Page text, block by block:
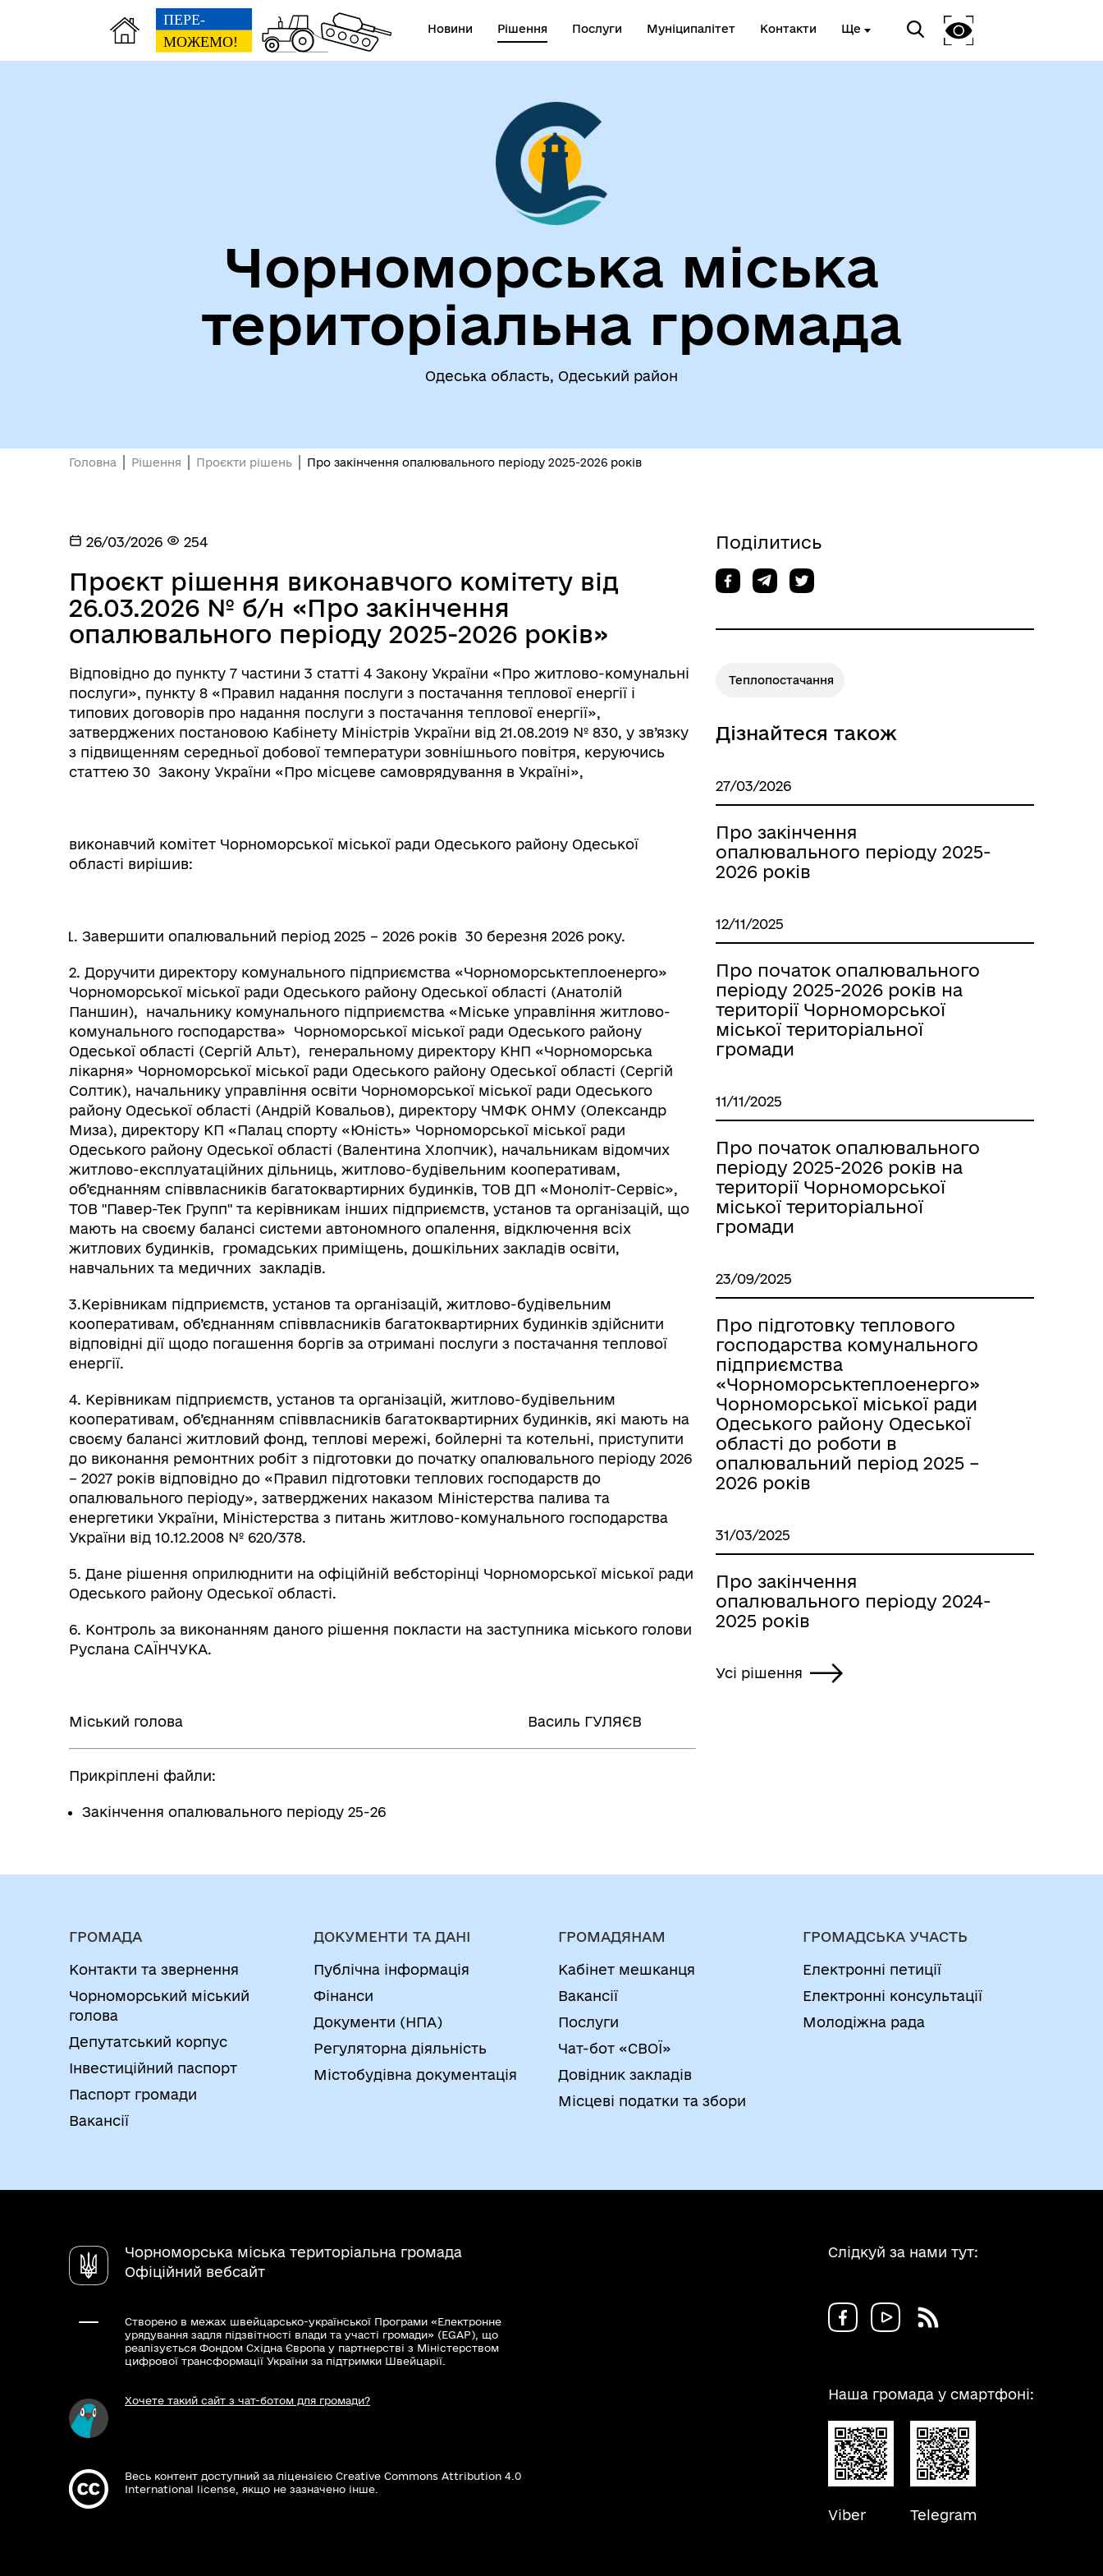
Новини Рішення Послуги Муніципалітет Контакти Ще
Колегіальні органи (ради,
Місцеві податки та збори
Герої не вмирають!
ВЕТЕРАНАМ
До уваги внутрішньо
Безбар’єрний простір
Чорноморська міська
територіальна громада
Одеська область, Одеський район
Головна Рішення Проєкти рішень Про закінчення опалювального періоду 2025-2026 років
26/03/2026 254
Проєкт рішення виконавчого комітету від
26.03.2026 № б/н «Про закінчення
опалювального періоду 2025-2026 років»
Відповідно до пункту 7 частини 3 статті 4 Закону України «Про житлово-комунальні
послуги», пункту 8 «Правил надання послуги з постачання теплової енергії і
типових договорів про надання послуги з постачання теплової енергії»,
затверджених постановою Кабінету Міністрів України від 21.08.2019 № 830, у зв’язку
з підвищенням середньої добової температури зовнішнього повітря, керуючись
статтею 30 Закону України «Про місцеве самоврядування в Україні»,
виконавчий комітет Чорноморської міської ради Одеського району Одеської
області вирішив:
Завершити опалювальний період 2025 – 2026 років 30 березня 2026 року.
2. Доручити директору комунального підприємства «Чорноморськтеплоенерго»
Чорноморської міської ради Одеського району Одеської області (Анатолій
Паншин), начальнику комунального підприємства «Міське управління житлово-
комунального господарства» Чорноморської міської ради Одеського району
Одеської області (Сергій Альт), генеральному директору КНП «Чорноморська
лікарня» Чорноморської міської ради Одеського району Одеської області (Сергій
Солтик), начальнику управління освіти Чорноморської міської ради Одеського
району Одеської області (Андрій Ковальов), директору ЧМФК ОНМУ (Олександр
Миза), директору КП «Палац спорту «Юність» Чорноморської міської ради
Одеського району Одеської області (Валентина Хлопчик), начальникам відомчих
житлово-експлуатаційних дільниць, житлово-будівельним кооперативам,
об’єднанням співвласників багатоквартирних будинків, ТОВ ДП «Моноліт-Сервіс»,
ТОВ "Павер-Тек Групп" та керівникам інших підприємств, установ та організацій, що
мають на своєму балансі системи автономного опалення, відключення всіх
житлових будинків, громадських приміщень, дошкільних закладів освіти,
навчальних та медичних закладів.
3.Керівникам підприємств, установ та організацій, житлово-будівельним
кооперативам, об’єднанням співвласників багатоквартирних будинків здійснити
відповідні дії щодо погашення боргів за отримані послуги з постачання теплової
енергії.
4. Керівникам підприємств, установ та організацій, житлово-будівельним
кооперативам, об’єднанням співвласників багатоквартирних будинків, які мають на
своєму балансі житловий фонд, теплові мережі, бойлерні та котельні, приступити
до виконання ремонтних робіт з підготовки до початку опалювального періоду 2026
– 2027 років відповідно до «Правил підготовки теплових господарств до
опалювального періоду», затверджених наказом Міністерства палива та
енергетики України, Міністерства з питань житлово-комунального господарства
України від 10.12.2008 № 620/378.
5. Дане рішення оприлюднити на офіційній вебсторінці Чорноморської міської ради
Одеського району Одеської області.
6. Контроль за виконанням даного рішення покласти на заступника міського голови
Руслана САЇНЧУКА.
Міський голова Василь ГУЛЯЄВ
Прикріплені файли:
Закінчення опалювального періоду 25-26
Поділитись
Теплопостачання
Дізнайтеся також
27/03/2026
Про закінчення
опалювального періоду 2025-
2026 років
12/11/2025
Про початок опалювального
періоду 2025-2026 років на
території Чорноморської
міської територіальної
громади
11/11/2025
Про початок опалювального
періоду 2025-2026 років на
території Чорноморської
міської територіальної
громади
23/09/2025
Про підготовку теплового
господарства комунального
підприємства
«Чорноморськтеплоенерго»
Чорноморської міської ради
Одеського району Одеської
області до роботи в
опалювальний період 2025 –
2026 років
31/03/2025
Про закінчення
опалювального періоду 2024-
2025 років
Усі рішення
ГРОМАДА
Контакти та звернення
Чорноморський міський
голова
Депутатський корпус
Інвестиційний паспорт
Паспорт громади
Вакансії
ДОКУМЕНТИ ТА ДАНІ
Публічна інформація
Фінанси
Документи (НПА)
Регуляторна діяльність
Містобудівна документація
ГРОМАДЯНАМ
Кабінет мешканця
Вакансії
Послуги
Чат-бот «СВОЇ»
Довідник закладів
Місцеві податки та збори
ГРОМАДСЬКА УЧАСТЬ
Електронні петиції
Електронні консультації
Молодіжна рада
Чорноморська міська територіальна громада
Офіційний вебсайт
Створено в межах швейцарсько-української Програми «Електронне
урядування задля підзвітності влади та участі громади» (EGAP), що
реалізується Фондом Східна Європа у партнерстві з Міністерством
цифрової трансформації України за підтримки Швейцарії.
Хочете такий сайт з чат-ботом для громади?
Весь контент доступний за ліцензією Creative Commons Attribution 4.0
International license, якщо не зазначено інше.
Слідкуй за нами тут:
Наша громада у смартфоні:
Viber Telegram